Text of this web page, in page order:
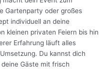
Gartenparty oder großes
individuell an deine
kleinen privaten Feiern bis hin
Erfahrung läuft alles
Du kannst dich
Gäste mit frisch